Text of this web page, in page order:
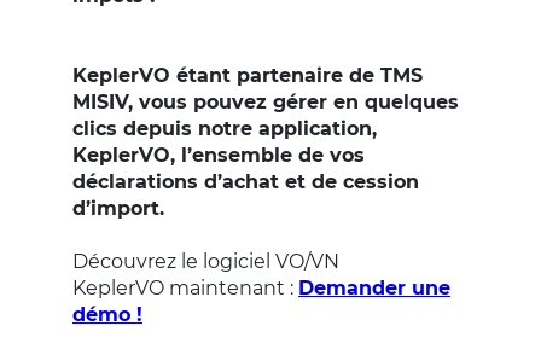
KeplerVO étant partenaire de TMS
MISIV, vous pouvez gérer en quelques
clics depuis notre application,
KeplerVO, l’ensemble de vos
déclarations d’achat et de cession
d’import.
Découvrez le logiciel VO/VN
KeplerVO maintenant : Demander une
démo !